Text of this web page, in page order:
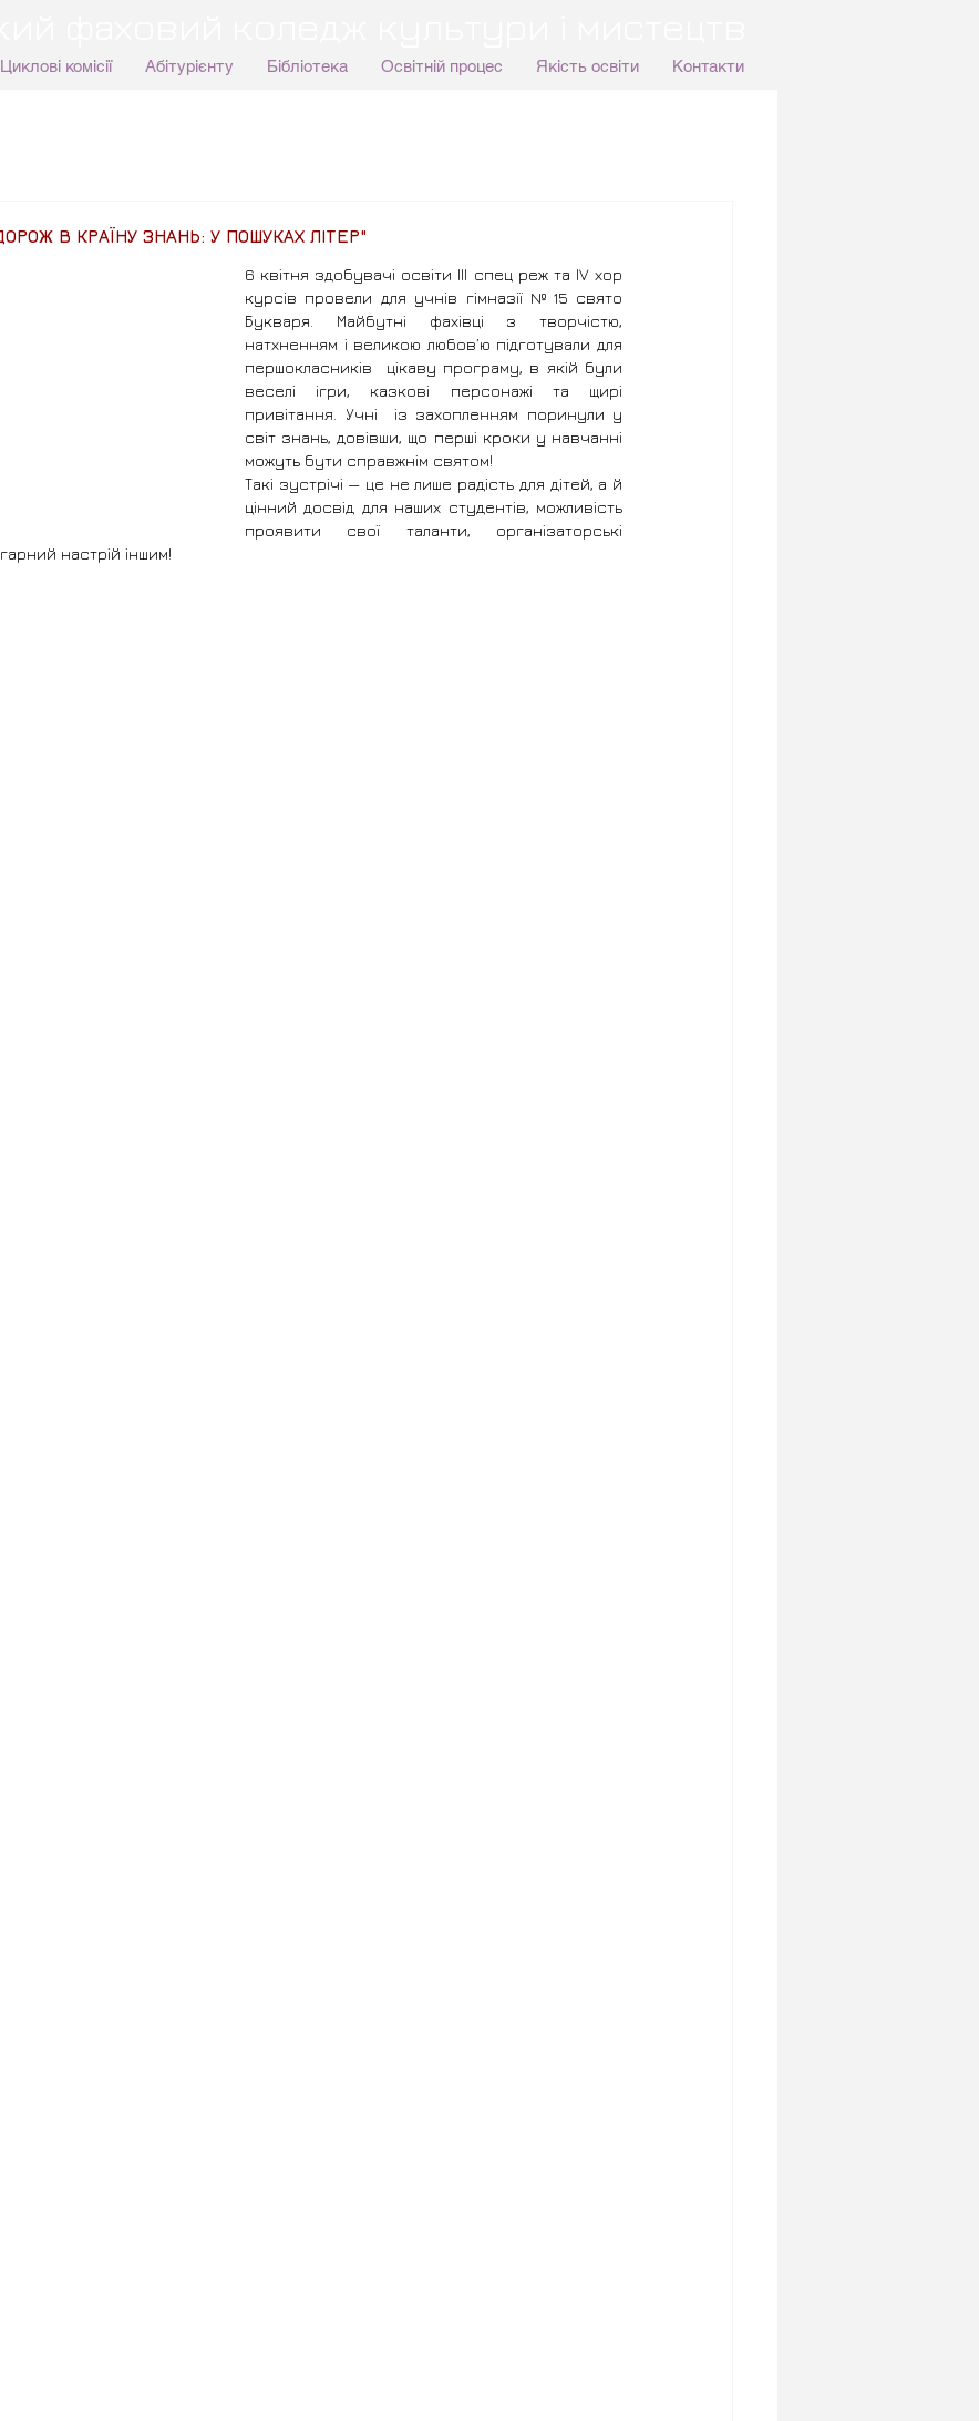
Циклові комісії Абітурієнту Бібліотека Освітній процес Якість освіти Контакти
В КРАЇНУ ЗНАНЬ: У ПОШУКАХ ЛІТЕР"
6 квітня здобувачі освіти ІІІ спец реж та ІV хор
курсів провели для учнів гімназії №15 свято
Букваря. Майбутні фахівці з творчістю,
натхненням і великою любов’ю підготували для
першокласників  цікаву програму, в якій були
веселі ігри, казкові персонажі та щирі
привітання. Учні  із захопленням поринули у
світ знань, довівши, що перші кроки у навчанні
можуть бути справжнім святом!
Такі зустрічі — це не лише радість для дітей, а й
цінний досвід для наших студентів, можливість
проявити свої таланти, організаторські
настрій іншим!